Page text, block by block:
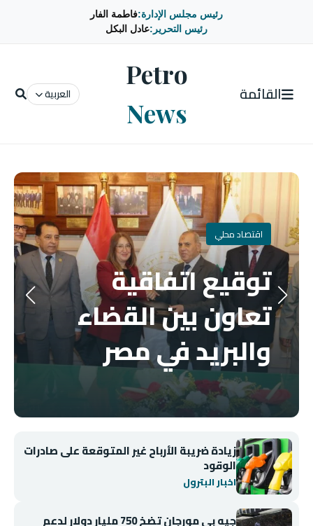
رئيس مجلس الإدارة:فاطمة الفار
رئيس التحرير:عادل البكل
القائمة
Petro
News
العربية
اقتصاد محلي
توقيع اتفاقية
تعاون بين القضاء
والبريد في مصر
زيادة ضريبة الأرباح غير المتوقعة على صادرات
الوقود
اخبار البترول
جيه بي مورجان تضخ 750 مليار دولار لدعم